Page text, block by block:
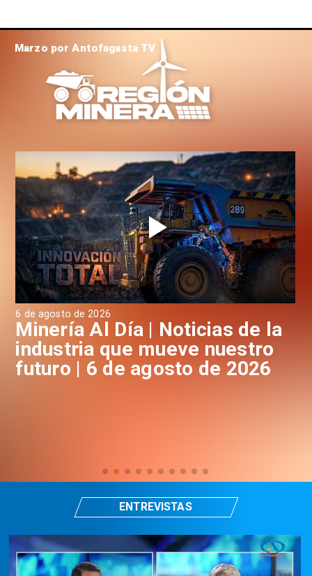
6 de agosto de 2026
Minería Al Día | Noticias de la
industria que mueve nuestro
futuro | 6 de agosto de 2026
Marzo por Antofagasta TV
ENTREVISTAS